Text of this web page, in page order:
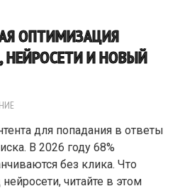
ОПТИМИЗАЦИЯ
НЕЙРОСЕТИ И НОВЫЙ
для попадания в ответы
В 2026 году 68%
без клика. Что
читайте в этом